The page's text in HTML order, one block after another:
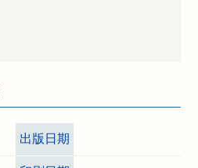
出版日期